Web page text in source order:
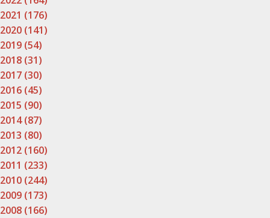
2021 (176)
2020 (141)
2019 (54)
2018 (31)
2017 (30)
2016 (45)
2015 (90)
2014 (87)
2013 (80)
2012 (160)
2011 (233)
2010 (244)
2009 (173)
2008 (166)